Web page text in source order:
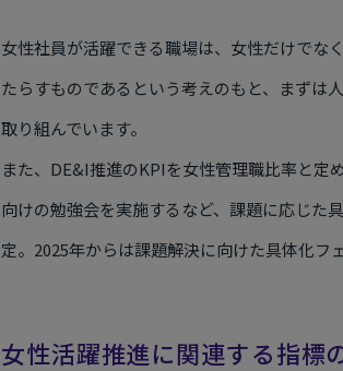
女性社員が活躍できる職場は、女性だけでな
たらすものであるという考えのもと、まずは
取り組んでいます。
また、DE&I推進のKPIを女性管理職比率と定
向けの勉強会を実施するなど、課題に応じた
定。2025年からは課題解決に向けた具体化フ
女性活躍推進に関連する指標